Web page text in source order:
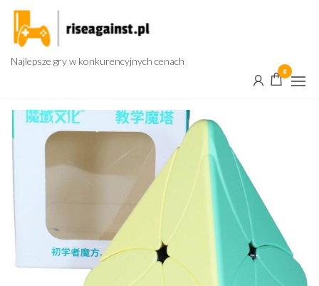
Przejdź
treści
Najlepsze gry w konkurencyjnych cenach
0